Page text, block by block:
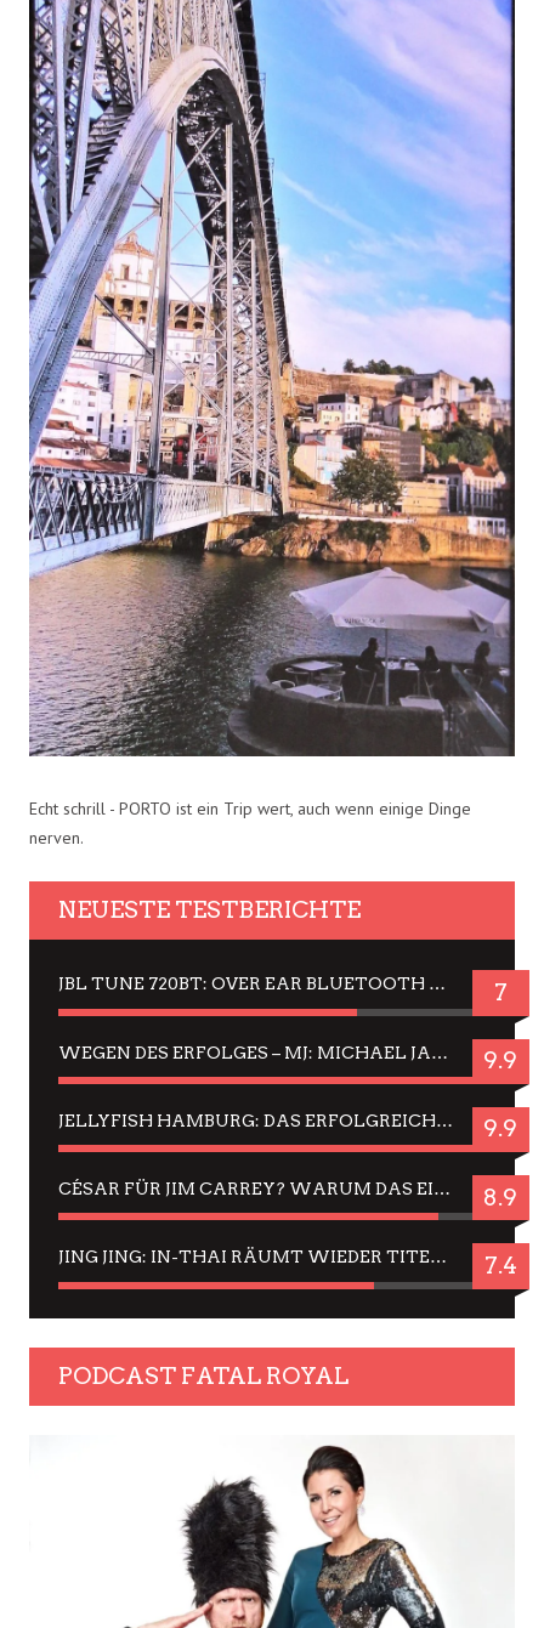
Echt schrill - PORTO ist ein Trip wert, auch wenn einige Dinge
nerven.
NEUESTE TESTBERICHTE
JBL TUNE 720BT: OVER EAR BLUETOOTH KOPFHÖRER UM DIE 50,-€ IM DAUER-TEST 7
WEGEN DES ERFOLGES – MJ: MICHAEL JACKSON MUSICAL IN EINER MATINEE SEHEN 9.9
JELLYFISH HAMBURG: DAS ERFOLGREICHE SOMMER-MENÜ 2025 IN GEFÜHLEN UND BILDERN 9.9
CÉSAR FÜR JIM CARREY? WARUM DAS EINER DER NERVIGSTEN ACTORS IST UND BLEIBT 8.9
JING JING: IN-THAI RÄUMT WIEDER TITEL AB – EIN ZWEI-STUNDEN-ERLEBNISBERICHT 7.4
PODCAST FATAL ROYAL